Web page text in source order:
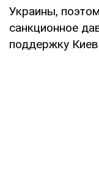
Украины,
санкционное
поддержку